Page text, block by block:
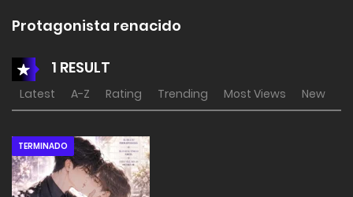
Protagonista renacido
1 RESULT
Latest A-Z Rating Trending Most Views New
TERMINADO